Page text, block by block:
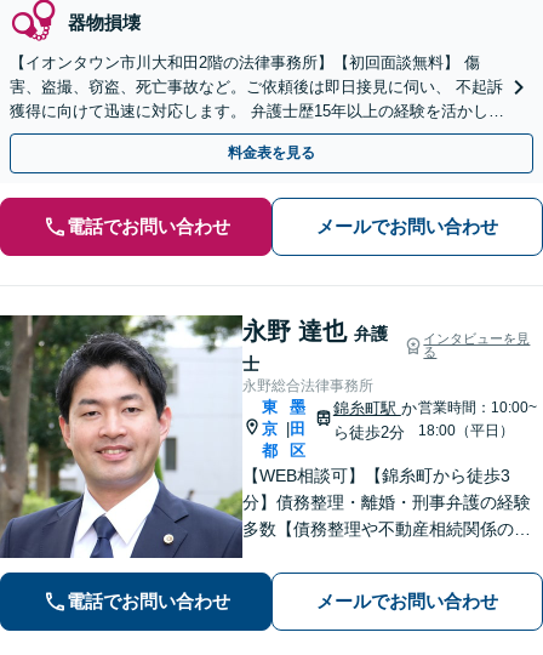
器物損壊
【イオンタウン市川大和田2階の法律事務所】【初回面談無料】 傷
害、盗撮、窃盗、死亡事故など。ご依頼後は即日接見に伺い、 不起訴
獲得に向けて迅速に対応します。 弁護士歴15年以上の経験を活かし、
最善の結果を模索します。【電話相談可】
料金表を見る
電話でお問い合わせ メールでお問い合わせ
永野 達也 弁護
士
インタビューを見
る
永野総合法律事務所
東
京
都
墨
田
区
錦糸町駅 か
ら徒歩2分
営業時間：10:00~
18:00（平日）
【WEB相談可】【錦糸町から徒歩3
分】債務整理・離婚・刑事弁護の経験
多数【債務整理や不動産相続関係の著
談ください【LINEで連絡可】【夜間・
休日面談可】【完全個室】【法テラス
利用可】
電話でお問い合わせ メールでお問い合わせ